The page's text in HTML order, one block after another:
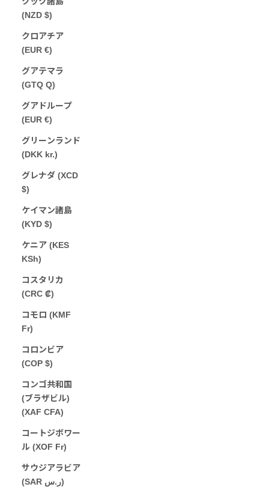
(NZD $)
クロアチア
(EUR €)
グアテマラ
(GTQ Q)
グアドループ
(EUR €)
グリーンランド
(DKK kr.)
グレナダ (XCD
$)
ケイマン諸島
(KYD $)
ケニア (KES
KSh)
コスタリカ
(CRC ₡)
コモロ (KMF
Fr)
コロンビア
(COP $)
コンゴ共和国
(ブラザビル)
(XAF CFA)
コートジボワー
ル (XOF Fr)
サウジアラビア
(SAR ر.س)